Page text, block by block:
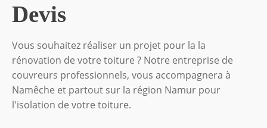
Devis
Vous souhaitez réaliser un projet pour la la
rénovation de votre toiture ? Notre entreprise de
couvreurs professionnels, vous accompagnera à
Namêche et partout sur la région Namur pour
l'isolation de votre toiture.